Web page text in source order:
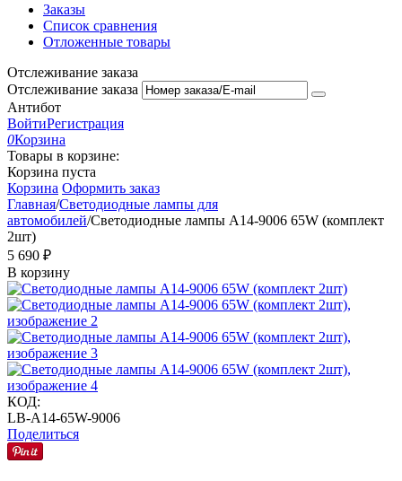
Заказы
Список сравнения
Отложенные товары
Отслеживание заказа
Отслеживание заказа
Антибот
ВойтиРегистрация
0Корзина
Товары в корзине:
Корзина пуста
Корзина Оформить заказ
Главная/Светодиодные лампы для
автомобилей/Светодиодные лампы A14-9006 65W (комплект
2шт)
5 690 ₽
В корзину
КОД:
LB-A14-65W-9006
Поделиться